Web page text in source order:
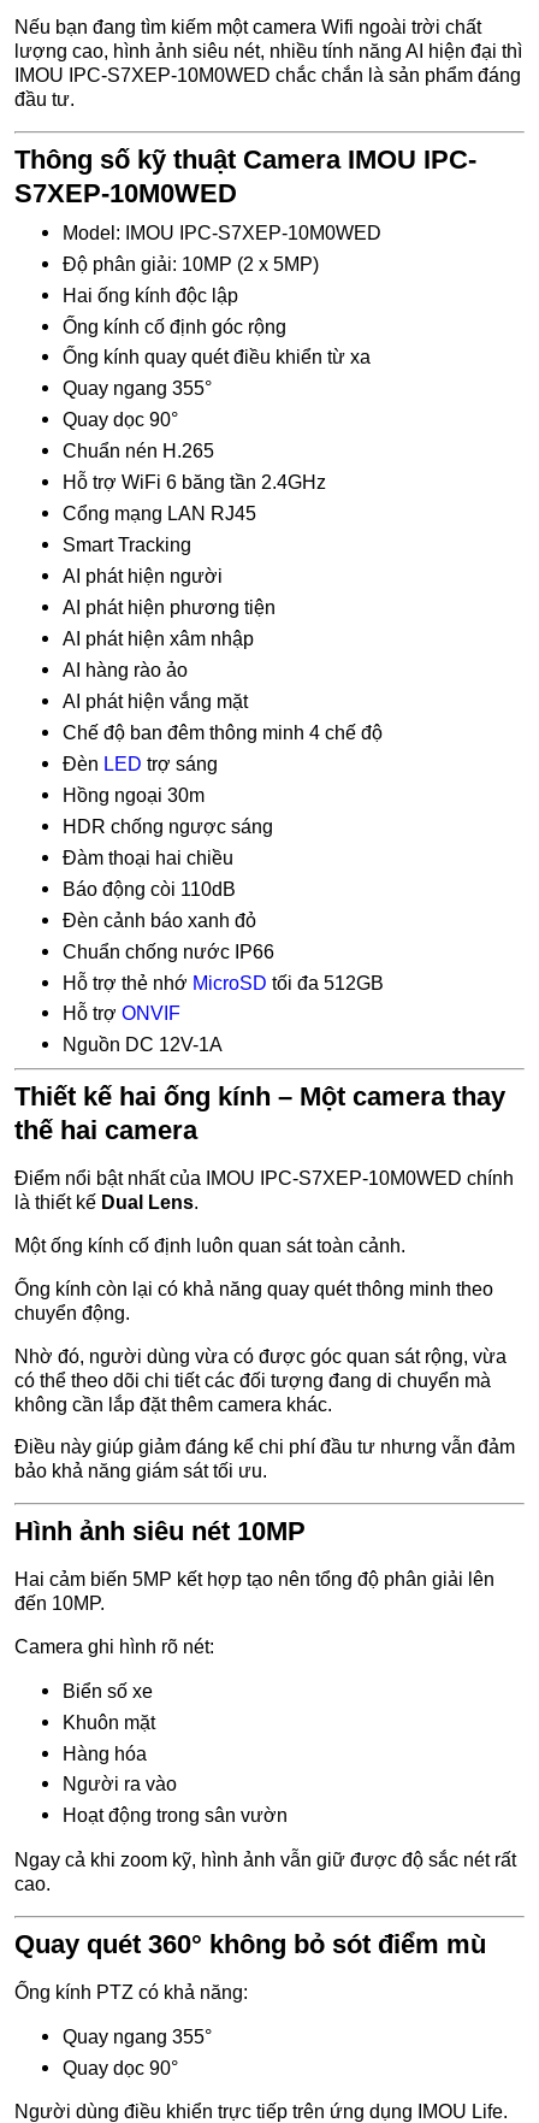
Nếu bạn đang tìm kiếm một camera Wifi ngoài trời chất
lượng cao, hình ảnh siêu nét, nhiều tính năng AI hiện đại thì
IMOU IPC-S7XEP-10M0WED chắc chắn là sản phẩm đáng
đầu tư.
Thông số kỹ thuật Camera IMOU IPC-
S7XEP-10M0WED
Model: IMOU IPC-S7XEP-10M0WED
Độ phân giải: 10MP (2 x 5MP)
Hai ống kính độc lập
Ống kính cố định góc rộng
Ống kính quay quét điều khiển từ xa
Quay ngang 355°
Quay dọc 90°
Chuẩn nén H.265
Hỗ trợ WiFi 6 băng tần 2.4GHz
Cổng mạng LAN RJ45
Smart Tracking
AI phát hiện người
AI phát hiện phương tiện
AI phát hiện xâm nhập
AI hàng rào ảo
AI phát hiện vắng mặt
Chế độ ban đêm thông minh 4 chế độ
Đèn LED trợ sáng
Hồng ngoại 30m
HDR chống ngược sáng
Đàm thoại hai chiều
Báo động còi 110dB
Đèn cảnh báo xanh đỏ
Chuẩn chống nước IP66
Hỗ trợ thẻ nhớ MicroSD tối đa 512GB
Hỗ trợ ONVIF
Nguồn DC 12V-1A
Thiết kế hai ống kính – Một camera thay
thế hai camera
Điểm nổi bật nhất của IMOU IPC-S7XEP-10M0WED chính
là thiết kế Dual Lens.
Một ống kính cố định luôn quan sát toàn cảnh.
Ống kính còn lại có khả năng quay quét thông minh theo
chuyển động.
Nhờ đó, người dùng vừa có được góc quan sát rộng, vừa
có thể theo dõi chi tiết các đối tượng đang di chuyển mà
không cần lắp đặt thêm camera khác.
Điều này giúp giảm đáng kể chi phí đầu tư nhưng vẫn đảm
bảo khả năng giám sát tối ưu.
Hình ảnh siêu nét 10MP
Hai cảm biến 5MP kết hợp tạo nên tổng độ phân giải lên
đến 10MP.
Camera ghi hình rõ nét:
Biển số xe
Khuôn mặt
Hàng hóa
Người ra vào
Hoạt động trong sân vườn
Ngay cả khi zoom kỹ, hình ảnh vẫn giữ được độ sắc nét rất
cao.
Quay quét 360° không bỏ sót điểm mù
Ống kính PTZ có khả năng:
Quay ngang 355°
Quay dọc 90°
Người dùng điều khiển trực tiếp trên ứng dụng IMOU Life.